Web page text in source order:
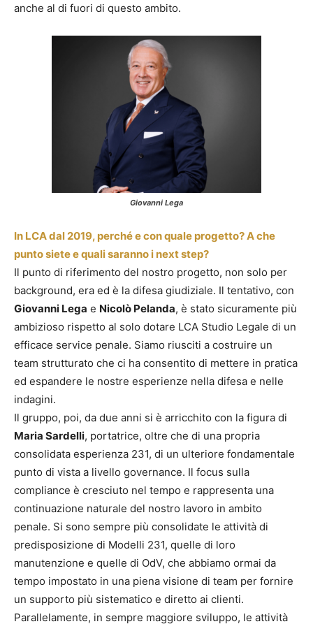
anche al di fuori di questo ambito.
Giovanni Lega
In LCA dal 2019, perché e con quale progetto? A che
punto siete e quali saranno i next step?
Il punto di riferimento del nostro progetto, non solo per
background, era ed è la difesa giudiziale. Il tentativo, con
Giovanni Lega e Nicolò Pelanda, è stato sicuramente più
ambizioso rispetto al solo dotare LCA Studio Legale di un
efficace service penale. Siamo riusciti a costruire un
team strutturato che ci ha consentito di mettere in pratica
ed espandere le nostre esperienze nella difesa e nelle
indagini.
Il gruppo, poi, da due anni si è arricchito con la figura di
Maria Sardelli, portatrice, oltre che di una propria
consolidata esperienza 231, di un ulteriore fondamentale
punto di vista a livello governance. Il focus sulla
compliance è cresciuto nel tempo e rappresenta una
continuazione naturale del nostro lavoro in ambito
penale. Si sono sempre più consolidate le attività di
predisposizione di Modelli 231, quelle di loro
manutenzione e quelle di OdV, che abbiamo ormai da
tempo impostato in una piena visione di team per fornire
un supporto più sistematico e diretto ai clienti.
Parallelamente, in sempre maggiore sviluppo, le attività